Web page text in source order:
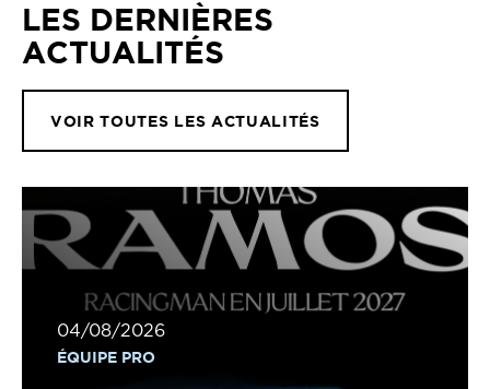
LES DERNIÈRES
ACTUALITÉS
VOIR TOUTES LES ACTUALITÉS
04/08/2026
ÉQUIPE PRO